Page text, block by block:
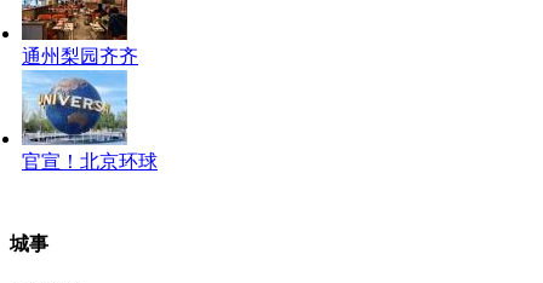
通州梨园齐齐
官宣！北京环球
城事